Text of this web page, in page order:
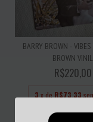
BARRY BROWN - VIBES
BROWN VINIL
R$220,00
3 x de R$73,33